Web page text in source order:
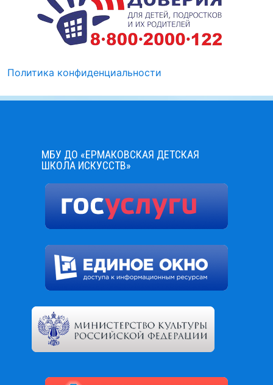
Политика конфиденциальности
МБУ ДО «ЕРМАКОВСКАЯ ДЕТСКАЯ
ШКОЛА ИСКУССТВ»